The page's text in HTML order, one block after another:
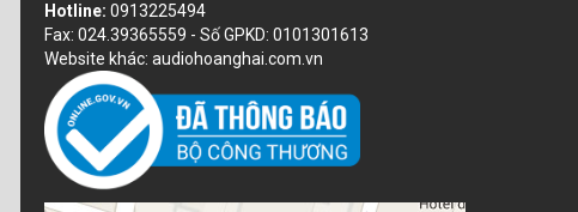
Hotline: 0913225494
Fax: 024.39365559 - Số GPKD: 0101301613
Website khác: audiohoanghai.com.vn